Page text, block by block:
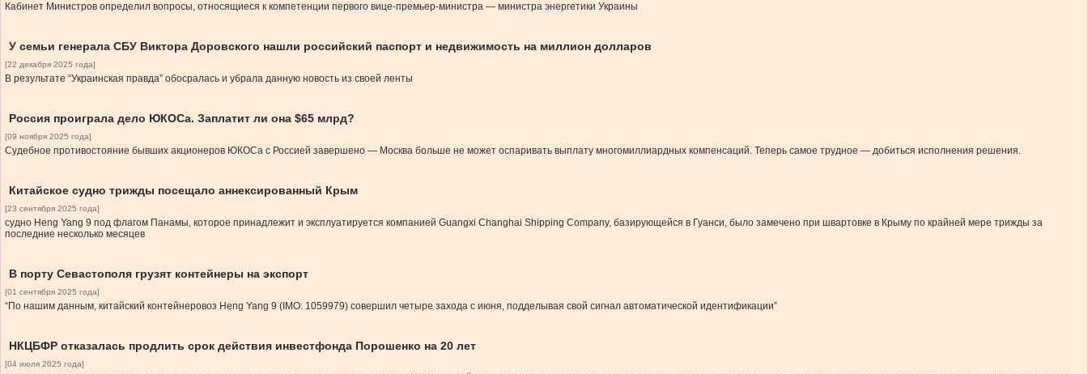
Кабинет Министров определил вопросы, относящиеся к компетенции первого вице-премьер-министра — министра энергетики Украины
У семьи генерала СБУ Виктора Доровского нашли российский паспорт и недвижимость на миллион долларов
[22 декабря 2025 года]
В результате “Украинская правда” обосралась и убрала данную новость из своей ленты
Россия проиграла дело ЮКОСа. Заплатит ли она $65 млрд?
[09 ноября 2025 года]
Судебное противостояние бывших акционеров ЮКОСа с Россией завершено — Москва больше не может оспаривать выплату многомиллиардных компенсаций. Теперь самое трудное — добиться исполнения решения.
Китайское судно трижды посещало аннексированный Крым
[23 сентября 2025 года]
судно Heng Yang 9 под флагом Панамы, которое принадлежит и эксплуатируется компанией Guangxi Changhai Shipping Company, базирующейся в Гуанси, было замечено при швартовке в Крыму по крайней мере трижды за
последние несколько месяцев
В порту Севастополя грузят контейнеры на экспорт
[01 сентября 2025 года]
“По нашим данным, китайский контейнеровоз Heng Yang 9 (IMO: 1059979) совершил четыре захода с июня, подделывая свой сигнал автоматической идентификации”
НКЦБФР отказалась продлить срок действия инвестфонда Порошенко на 20 лет
[04 июля 2025 года]